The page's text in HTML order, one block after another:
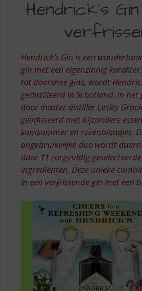
GIN
Hendrick’s
Hendrick’s Gin is een
gin met een eigenzinnig
tot doorsnee gins, wordt
gedistilleerd in Schotland, in het
door master distiller Lesley
geïnfuseerd met bijzondere
komkommer en rozenblaadjes.
ongebruikelijke duo wordt
door 11 zorgvuldig
ingrediënten. Deze unieke
in een verfrissende gin met een